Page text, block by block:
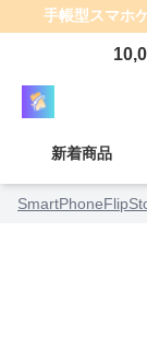
手帳型スマホ
新着商品